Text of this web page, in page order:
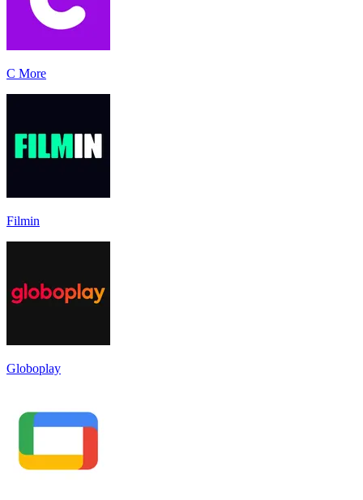
C More
Filmin
Globoplay